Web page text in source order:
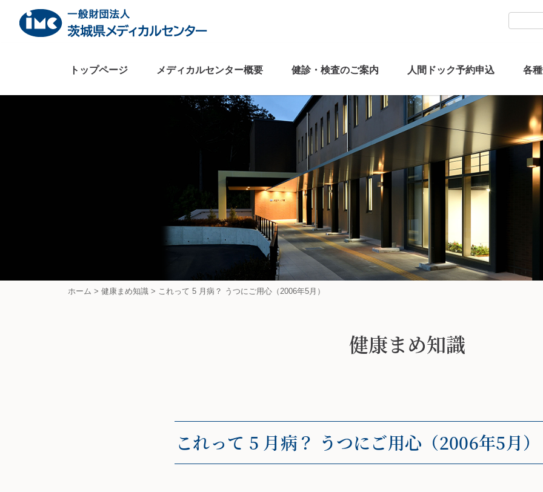
content
トップページ メディカルセンター概要 健診・検査のご案内 人間ドック予約申込 各
ホーム > 健康まめ知識 > これって 5 月病？ うつにご用心（2006年5月）
健康まめ知識
これって 5 月病？ うつにご用心（2006年5月）